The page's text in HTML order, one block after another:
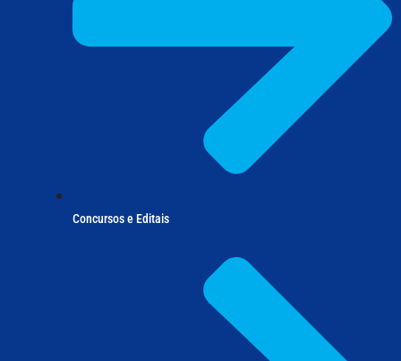
Concursos e Editais